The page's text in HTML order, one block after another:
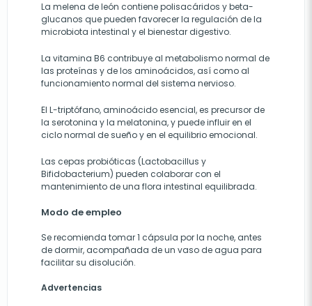
La melena de león contiene polisacáridos y beta-
glucanos que pueden favorecer la regulación de la
microbiota intestinal y el bienestar digestivo.
La vitamina B6 contribuye al metabolismo normal de
las proteínas y de los aminoácidos, así como al
funcionamiento normal del sistema nervioso.
El L-triptófano, aminoácido esencial, es precursor de
la serotonina y la melatonina, y puede influir en el
ciclo normal de sueño y en el equilibrio emocional.
Las cepas probióticas (Lactobacillus y
Bifidobacterium) pueden colaborar con el
mantenimiento de una flora intestinal equilibrada.
Modo de empleo
Se recomienda tomar 1 cápsula por la noche, antes
de dormir, acompañada de un vaso de agua para
facilitar su disolución.
Advertencias